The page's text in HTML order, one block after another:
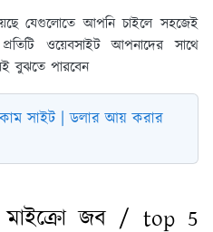
যেগুলোতে আপনি চাইলে সহজেই
ওয়েবসাইট আপনাদের সাথে
বুঝতে পারবেন
সাইট | ডলার আয় করার
মাইক্রো জব / top 5